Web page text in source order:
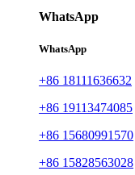
WhatsApp
WhatsApp
+86 18111636632
+86 19113474085
+86 15680991570
+86 15828563028